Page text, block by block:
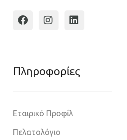
Πληροφoρίες
Εταιρικό Προφίλ
Πελατολόγιο